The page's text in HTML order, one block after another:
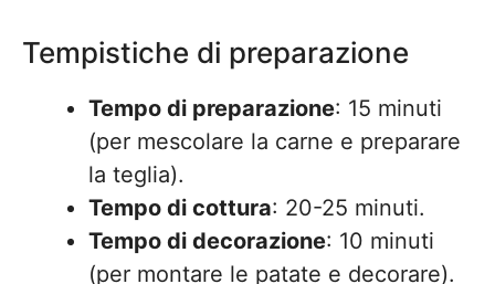
Tempistiche di preparazione
Tempo di preparazione: 15 minuti
(per mescolare la carne e preparare
la teglia).
Tempo di cottura: 20-25 minuti.
Tempo di decorazione: 10 minuti
(per montare le patate e decorare).